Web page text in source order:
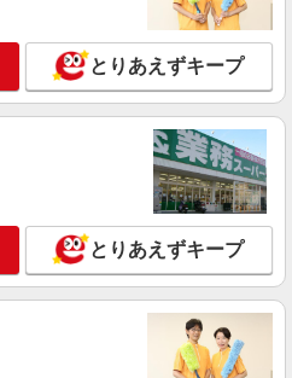
売【ワイモバイル】
円〜 ※残業代支給 ★交通費別途支給
゜
円支給(規定有) お友達を紹介
ティブ支給(規定有) ★月2回払
能（規程有）★ ゜・。○。・゜
市の家電量販店
詳細を見る
しくなれる携帯販売
円〜 ※残業代支給 ★交通費別途支給
とりあえずキープ
とりあえずキープ